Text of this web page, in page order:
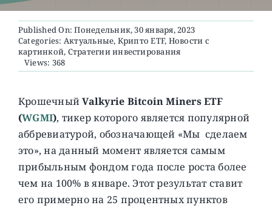
О ПРОЕКТЕ
Published On: Понедельник, 30 января, 2023
Categories: Актуальные, Крипто ETF, Новости с
картинкой, Стратегии инвестирования
Views: 368
КрошечныйValkyrie Bitcoin Miners ETF
(WGMI), тикер которого является популярной
аббревиатурой, обозначающей «Мы сделаем
это», на данный момент является самым
прибыльным фондом года после роста более
чем на 100% в январе. Этот результат ставит
его примерно на 25 процентных пунктов